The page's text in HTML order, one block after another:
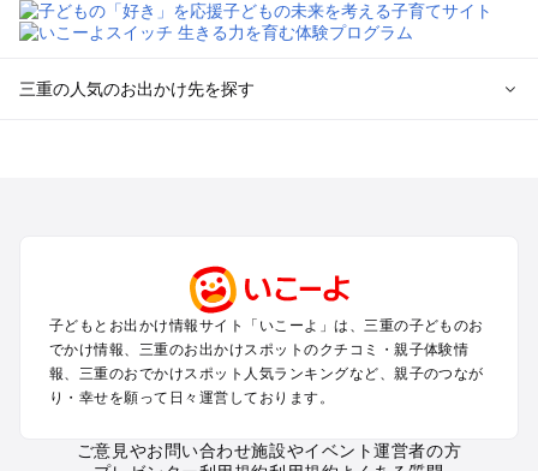
三重の人気のお出かけ先を探す
志摩・南伊勢のプールお出かけ
伊勢・二見のプールお出かけ
熊野・尾鷲・紀伊長島のプールお出かけ
鳥羽市（菅島・答志島）のプールお出かけ
南鳥羽のプールお出かけ
三重の定番お出かけスポット
子どもとお出かけ情報サイト「いこーよ」は、三重の子どものお
でかけ情報、三重のお出かけスポットのクチコミ・親子体験情
報、三重のおでかけスポット人気ランキングなど、親子のつなが
り・幸せを願って日々運営しております。
ご意見やお問い合わせ施設やイベント運営者の方